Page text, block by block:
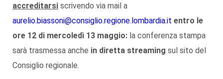
accreditarsi scrivendo via mail a
aurelio.biassoni@consiglio.regione.lombardia.it entro le
ore 12 di mercoledì 13 maggio: la conferenza stampa
sarà trasmessa anche in diretta streaming sul sito del
Consiglio regionale.